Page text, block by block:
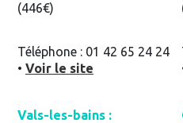
(446€)
Téléphone : 01 42 65 24 24
• Voir le site
Vals-les-bains :